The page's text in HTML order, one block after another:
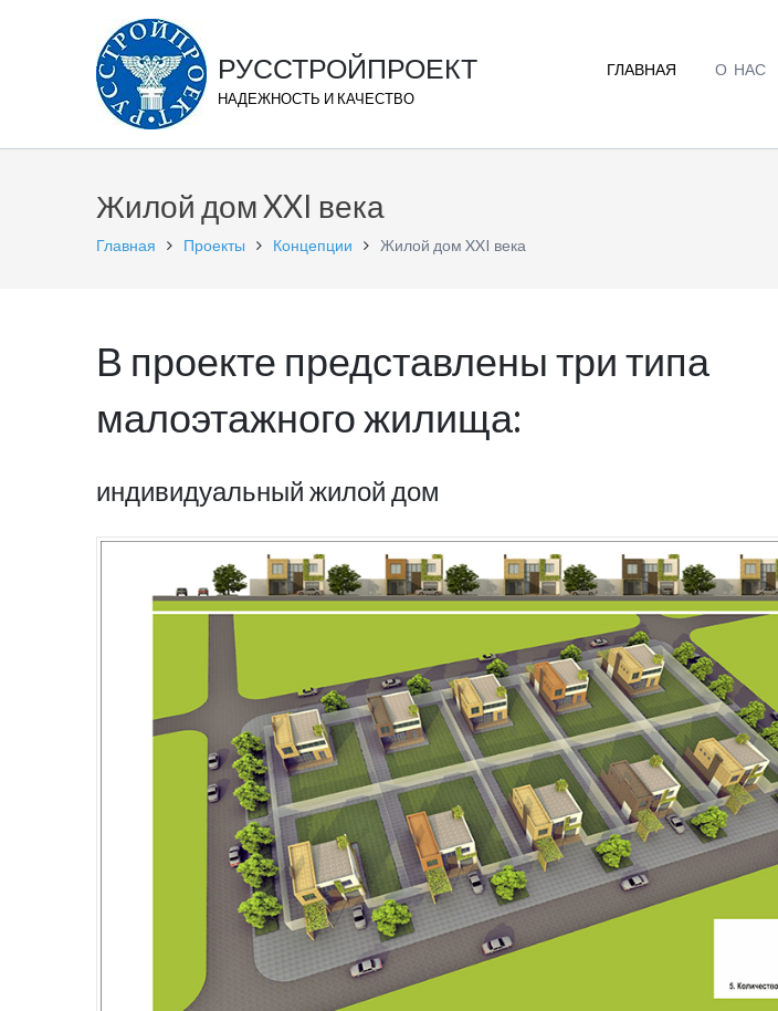
РУССТРОЙПРОЕКТ
НАДЕЖНОСТЬ И КАЧЕСТВО
ГЛАВНАЯ О НАС
Жилой дом XXI века
Главная Проекты Концепции Жилой дом XXI века
В проекте представлены три типа
малоэтажного жилища:
индивидуальный жилой дом